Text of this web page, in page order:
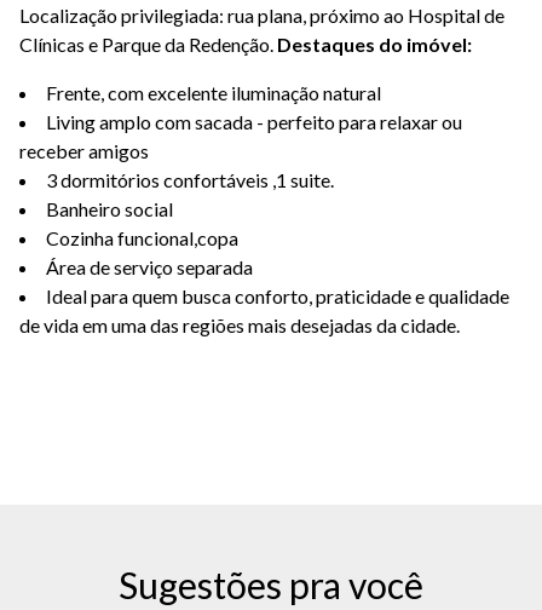
Localização privilegiada: rua plana, próximo ao Hospital de
Clínicas e Parque da Redenção. Destaques do imóvel:
Frente, com excelente iluminação natural
Living amplo com sacada - perfeito para relaxar ou
receber amigos
3 dormitórios confortáveis ,1 suite.
Banheiro social
Cozinha funcional,copa
Área de serviço separada
Ideal para quem busca conforto, praticidade e qualidade
de vida em uma das regiões mais desejadas da cidade.
Sugestões pra você